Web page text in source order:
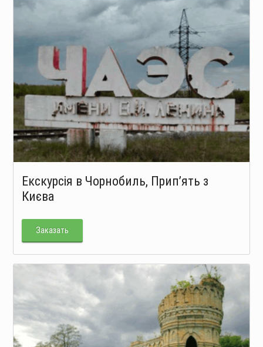
Екскурсія в Чорнобиль, Прип’ять з
Києва
Заказать